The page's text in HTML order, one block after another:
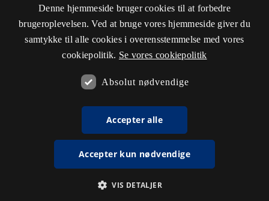
Denne hjemmeside bruger cookies til at forbedre
brugeroplevelsen. Ved at bruge vores hjemmeside giver du
samtykke til alle cookies i overensstemmelse med vores
cookiepolitik. Se vores cookiepolitik
Absolut nødvendige
Accepter alle
Accepter kun nødvendige
VIS DETALJER